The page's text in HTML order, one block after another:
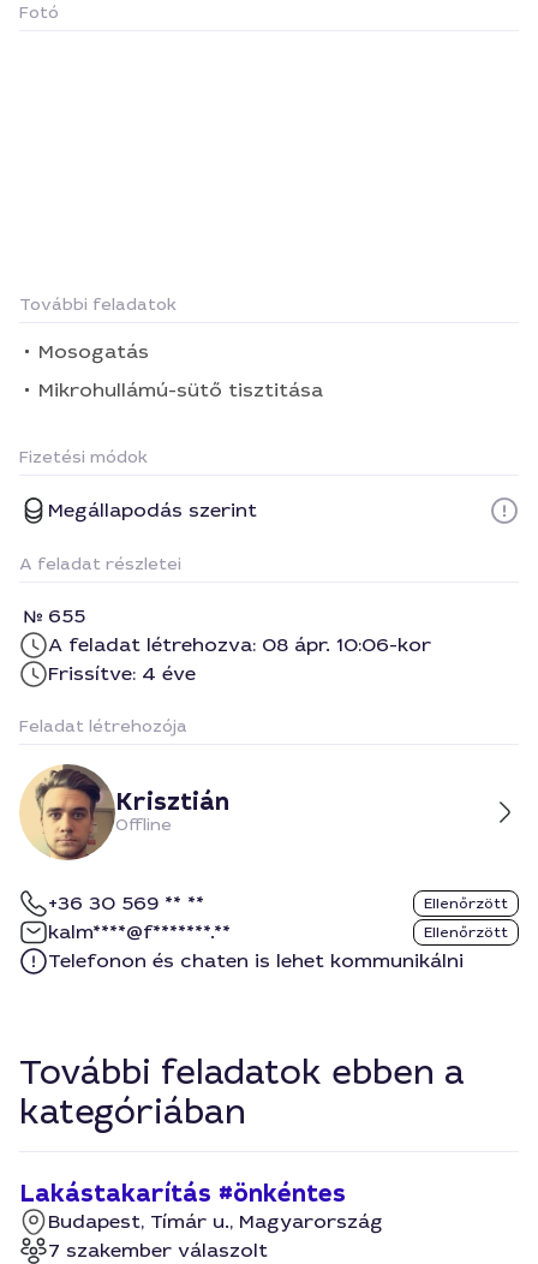
Fotó
További feladatok
Mosogatás
Mikrohullámú-sütő tisztitása
Fizetési módok
Megállapodás szerint
A feladat részletei
655
A feladat létrehozva: 08 ápr. 10:06-kor
Frissítve: 4 éve
Feladat létrehozója
Krisztián
Offline
+36 30 569 ** ** Ellenőrzött
kalm****@f*******.** Ellenőrzött
Telefonon és chaten is lehet kommunikálni
További feladatok ebben a
kategóriában
Lakástakarítás #önkéntes
Budapest, Tímár u., Magyarország
7 szakember válaszolt